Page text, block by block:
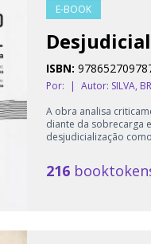
E-BOOK
ISBN:
Por: | Autor: SILVA,
A obra analisa
diante da sobrecarga
desjudicialização
216